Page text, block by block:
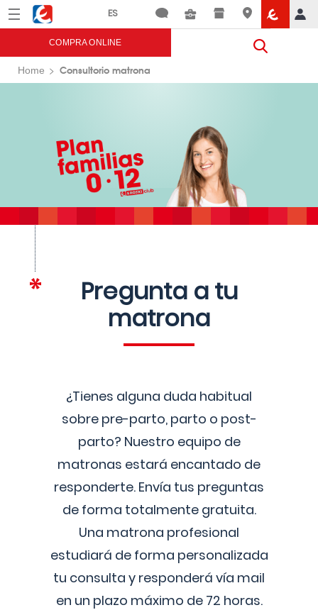
Menú Eroski
COMPRA ONLINE
Home Consultorio matrona
Pregunta a tu
matrona
¿Tienes alguna duda habitual
sobre pre-parto, parto o post-
parto? Nuestro equipo de
matronas estará encantado de
responderte. Envía tus preguntas
de forma totalmente gratuita.
Una matrona profesional
estudiará de forma personalizada
tu consulta y responderá vía mail
en un plazo máximo de 72 horas.